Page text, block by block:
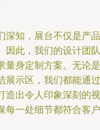
深知，展台不仅是产品
因此，我们的设计团队
量身定制方案。无论是
展示区，我们都能通过
造出令人印象深刻的视
每一处细节都符合客户